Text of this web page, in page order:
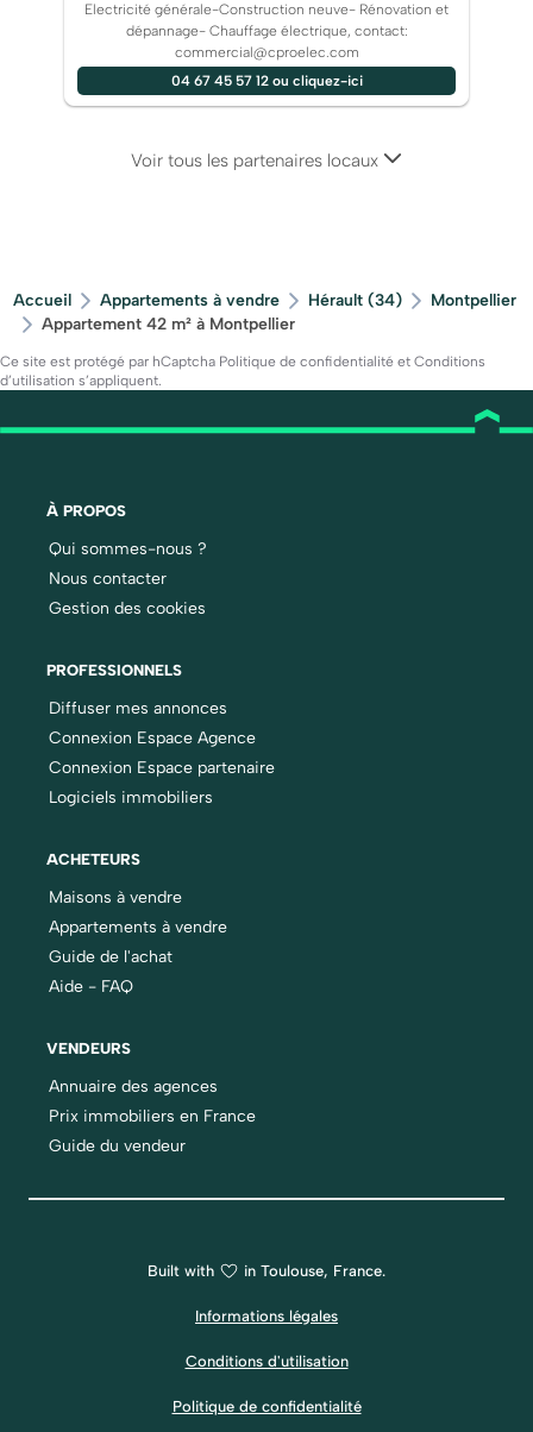
Electricité générale-Construction neuve- Rénovation et
dépannage- Chauffage électrique, contact:
commercial@cproelec.com
04 67 45 57 12 ou cliquez-ici
Voir tous les partenaires locaux
Accueil Appartements à vendre Hérault (34)
Montpellier
Appartement 42 m² à Montpellier
Ce site est protégé par hCaptcha Politique de confidentialité et Conditions
d’utilisation s’appliquent.
À PROPOS
Qui sommes-nous ?
Nous contacter
Gestion des cookies
PROFESSIONNELS
Diffuser mes annonces
Connexion Espace Agence
Connexion Espace partenaire
Logiciels immobiliers
ACHETEURS
Maisons à vendre
Appartements à vendre
Guide de l'achat
Aide - FAQ
VENDEURS
Annuaire des agences
Prix immobiliers en France
Guide du vendeur
Built with in Toulouse, France.
Informations légales
Conditions d'utilisation
Politique de confidentialité